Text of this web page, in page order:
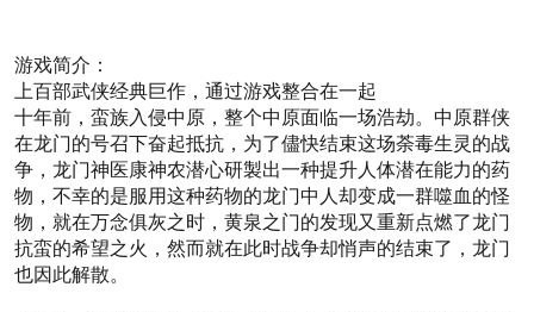
游戏简介：
上百部武侠经典巨作，通过游戏整合在一起
十年前，蛮族入侵中原，整个中原面临一场浩劫。中原群侠
在龙门的号召下奋起抵抗，为了儘快结束这场荼毒生灵的战
争，龙门神医康神农潜心研製出一种提升人体潜在能力的药
物，不幸的是服用这种药物的龙门中人却变成一群噬血的怪
物，就在万念俱灰之时，黄泉之门的发现又重新点燃了龙门
抗蛮的希望之火，然而就在此时战争却悄声的结束了，龙门
也因此解散。